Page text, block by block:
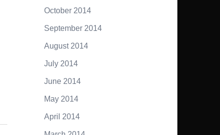
October 2014
September 2014
August 2014
July 2014
June 2014
May 2014
April 2014